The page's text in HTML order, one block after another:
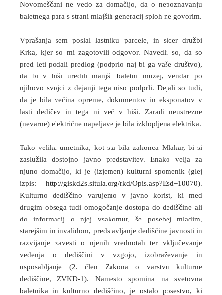
Novomeščani ne vedo za domačijo, da o nepoznavanju
baletnega para s strani mlajših generacij sploh ne govorim.
Vprašanja sem poslal lastniku parcele, in sicer družbi
Krka, kjer so mi zagotovili odgovor. Navedli so, da so
pred leti podali predlog (podprlo naj bi ga vaše društvo),
da bi v hiši uredili manjši baletni muzej, vendar po
njihovo svojci z dejanji tega niso podprli. Dejali so tudi,
da je bila večina opreme, dokumentov in eksponatov v
lasti dedičev in tega ni več v hiši. Zaradi neustrezne
(nevarne) električne napeljave je bila izklopljena elektrika.
Tako velika umetnika, kot sta bila zakonca Mlakar, bi si
zaslužila dostojno javno predstavitev. Enako velja za
njuno domačijo, ki je (izjemen) kulturni spomenik (glej
izpis: http://giskd2s.situla.org/rkd/Opis.asp?Esd=10070).
Kulturno dediščino varujemo v javno korist, ki med
drugim obsega tudi omogočanje dostopa do dediščine ali
do informacij o njej vsakomur, še posebej mladim,
starejšim in invalidom, predstavljanje dediščine javnosti in
razvijanje zavesti o njenih vrednotah ter vključevanje
vedenja o dediščini v vzgojo, izobraževanje in
usposabljanje (2. člen Zakona o varstvu kulturne
dediščine, ZVKD-1). Namesto spomina na svetovna
baletnika in kulturno dediščino, je ostalo posestvo, ki